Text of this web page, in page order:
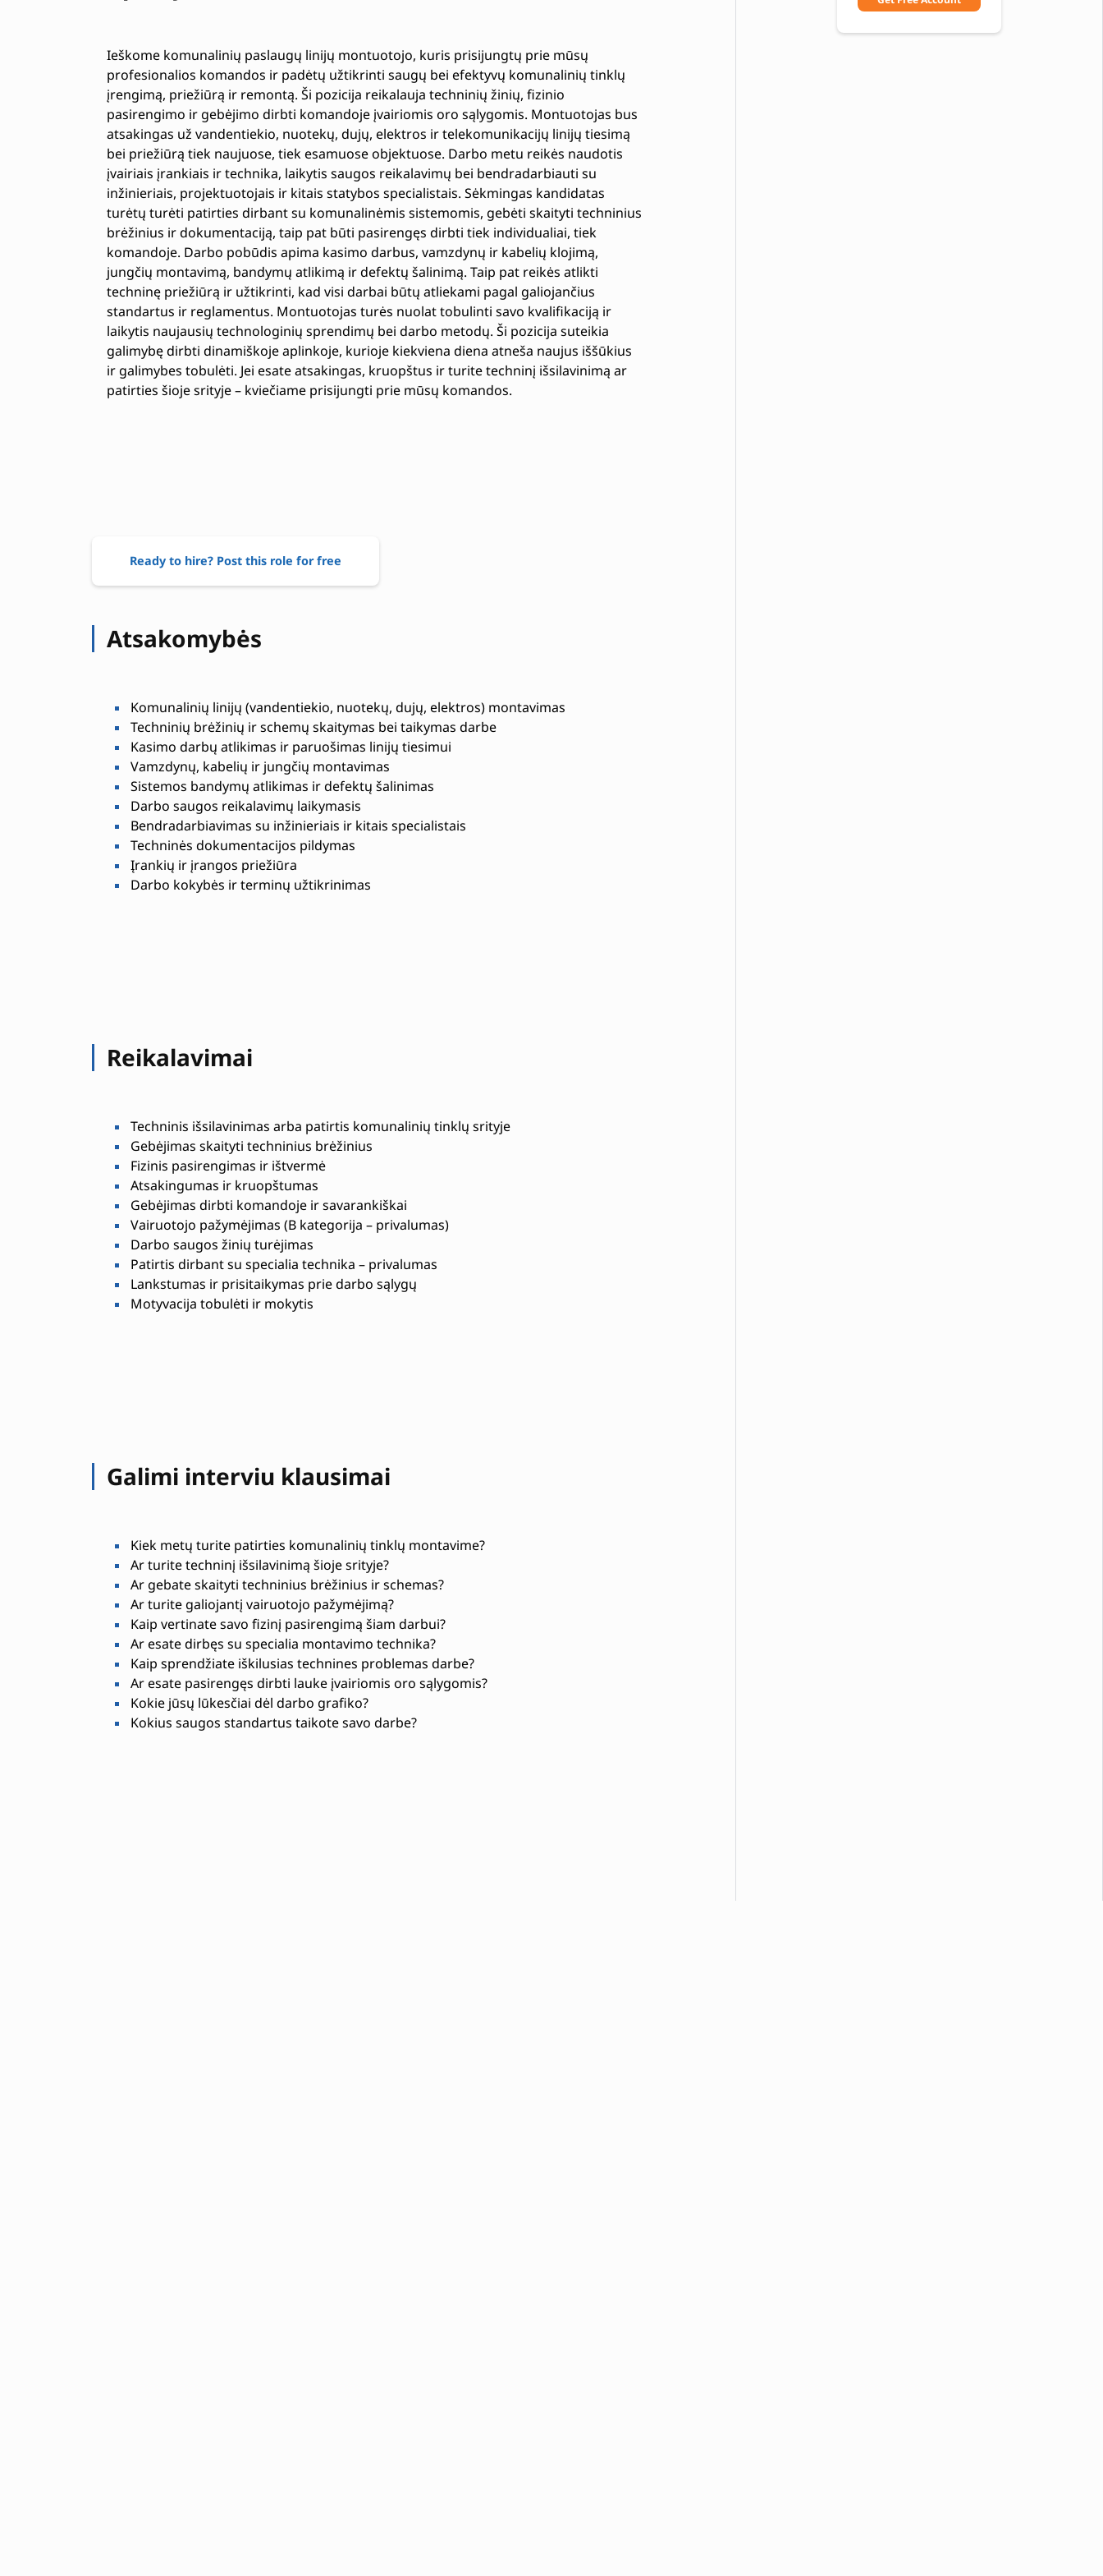
Ieškome komunalinių paslaugų linijų montuotojo, kuris prisijungtų prie mūsų
profesionalios komandos ir padėtų užtikrinti saugų bei efektyvų komunalinių tinklų
įrengimą, priežiūrą ir remontą. Ši pozicija reikalauja techninių žinių, fizinio
pasirengimo ir gebėjimo dirbti komandoje įvairiomis oro sąlygomis. Montuotojas bus
atsakingas už vandentiekio, nuotekų, dujų, elektros ir telekomunikacijų linijų tiesimą
bei priežiūrą tiek naujuose, tiek esamuose objektuose. Darbo metu reikės naudotis
įvairiais įrankiais ir technika, laikytis saugos reikalavimų bei bendradarbiauti su
inžinieriais, projektuotojais ir kitais statybos specialistais. Sėkmingas kandidatas
turėtų turėti patirties dirbant su komunalinėmis sistemomis, gebėti skaityti techninius
brėžinius ir dokumentaciją, taip pat būti pasirengęs dirbti tiek individualiai, tiek
komandoje. Darbo pobūdis apima kasimo darbus, vamzdynų ir kabelių klojimą,
jungčių montavimą, bandymų atlikimą ir defektų šalinimą. Taip pat reikės atlikti
techninę priežiūrą ir užtikrinti, kad visi darbai būtų atliekami pagal galiojančius
standartus ir reglamentus. Montuotojas turės nuolat tobulinti savo kvalifikaciją ir
laikytis naujausių technologinių sprendimų bei darbo metodų. Ši pozicija suteikia
galimybę dirbti dinamiškoje aplinkoje, kurioje kiekviena diena atneša naujus iššūkius
ir galimybes tobulėti. Jei esate atsakingas, kruopštus ir turite techninį išsilavinimą ar
patirties šioje srityje – kviečiame prisijungti prie mūsų komandos.
Ready to hire? Post this role for free
Atsakomybės
Komunalinių linijų (vandentiekio, nuotekų, dujų, elektros) montavimas
Techninių brėžinių ir schemų skaitymas bei taikymas darbe
Kasimo darbų atlikimas ir paruošimas linijų tiesimui
Vamzdynų, kabelių ir jungčių montavimas
Sistemos bandymų atlikimas ir defektų šalinimas
Darbo saugos reikalavimų laikymasis
Bendradarbiavimas su inžinieriais ir kitais specialistais
Techninės dokumentacijos pildymas
Įrankių ir įrangos priežiūra
Darbo kokybės ir terminų užtikrinimas
Reikalavimai
Techninis išsilavinimas arba patirtis komunalinių tinklų srityje
Gebėjimas skaityti techninius brėžinius
Fizinis pasirengimas ir ištvermė
Atsakingumas ir kruopštumas
Gebėjimas dirbti komandoje ir savarankiškai
Vairuotojo pažymėjimas (B kategorija – privalumas)
Darbo saugos žinių turėjimas
Patirtis dirbant su specialia technika – privalumas
Lankstumas ir prisitaikymas prie darbo sąlygų
Motyvacija tobulėti ir mokytis
Galimi interviu klausimai
Kiek metų turite patirties komunalinių tinklų montavime?
Ar turite techninį išsilavinimą šioje srityje?
Ar gebate skaityti techninius brėžinius ir schemas?
Ar turite galiojantį vairuotojo pažymėjimą?
Kaip vertinate savo fizinį pasirengimą šiam darbui?
Ar esate dirbęs su specialia montavimo technika?
Kaip sprendžiate iškilusias technines problemas darbe?
Ar esate pasirengęs dirbti lauke įvairiomis oro sąlygomis?
Kokie jūsų lūkesčiai dėl darbo grafiko?
Kokius saugos standartus taikote savo darbe?